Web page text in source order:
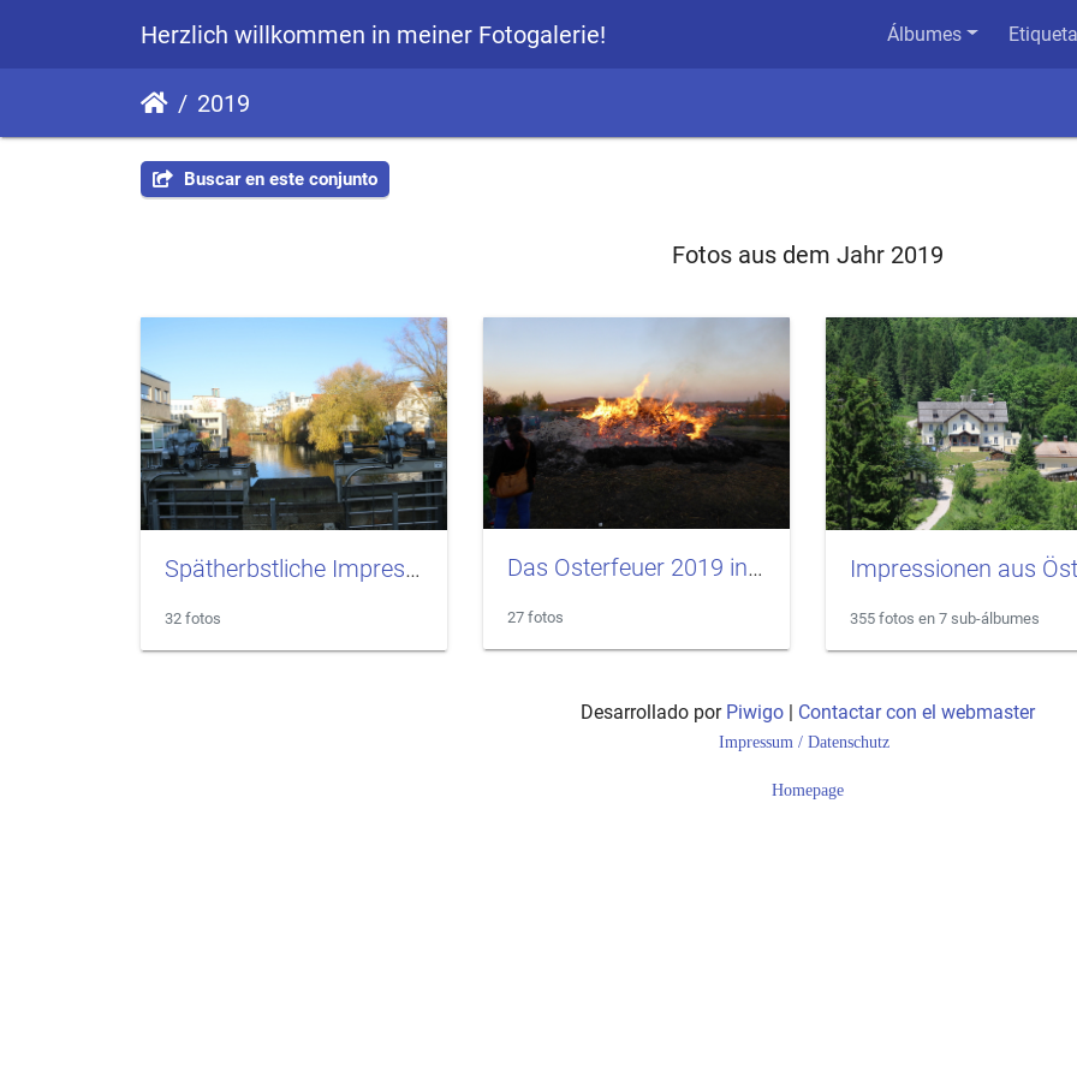
Herzlich willkommen in meiner Fotogalerie! Álbumes
2019
Buscar en este conjunto
Fotos aus dem Jahr 2019
Spätherbstliche Impressionen aus dem Osnabrücker Land
32 fotos
Das Osterfeuer 2019 in Wendessen
27 fotos 355 fotos en 7 sub-álbumes
Desarrollado por Piwigo | Contactar con el webmaster
Impressum / Datenschutz
Homepage